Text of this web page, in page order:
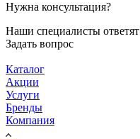
Нужна консультация?
Наши специалисты
Задать вопрос
Каталог
Акции
Услуги
Бренды
Компания